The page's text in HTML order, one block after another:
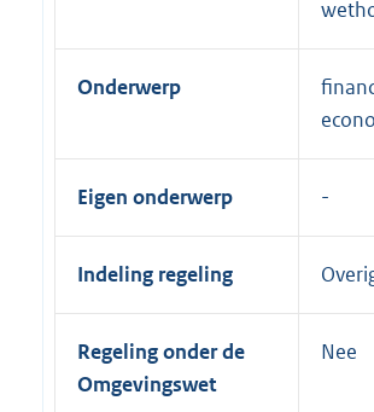
Onderwerp
Eigen onderwerp
Indeling regeling
Regeling onder de
Omgevingswet
Nee